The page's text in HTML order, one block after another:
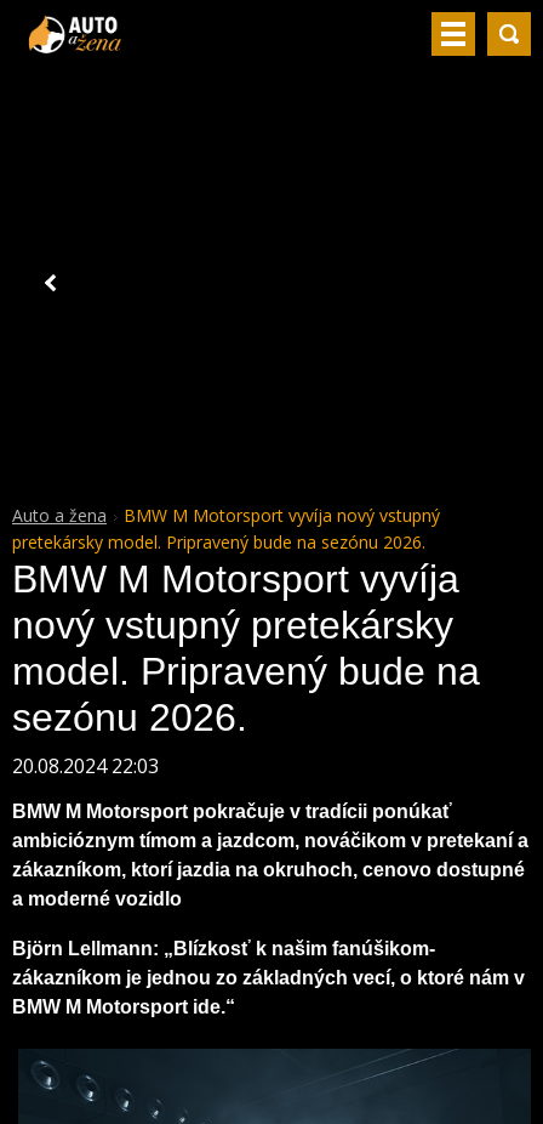
Auto a žena
BMW M Motorsport vyvíja nový vstupný
pretekársky model. Pripravený bude na sezónu 2026.
BMW M Motorsport vyvíja
nový vstupný pretekársky
model. Pripravený bude na
sezónu 2026.
20.08.2024 22:03
BMW M Motorsport pokračuje v tradícii ponúkať
ambicióznym tímom a jazdcom, nováčikom v pretekaní a
zákazníkom, ktorí jazdia na okruhoch, cenovo dostupné
a moderné vozidlo
Björn Lellmann: „Blízkosť k našim fanúšikom-
zákazníkom je jednou zo základných vecí, o ktoré nám v
BMW M Motorsport ide.“